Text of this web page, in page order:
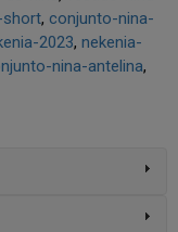
short conjunto-nina-
2023 nekenia-
nina-antelina